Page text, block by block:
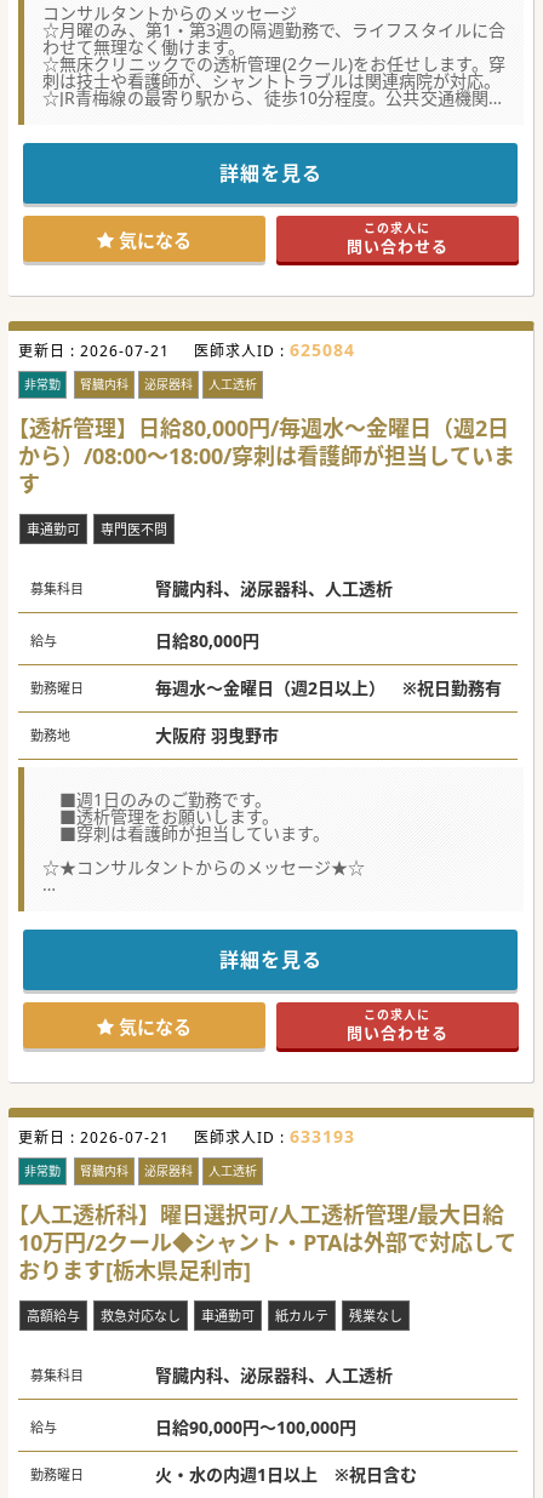
コンサルタントからのメッセージ
☆月曜のみ、第1・第3週の隔週勤務で、ライフスタイルに合
わせて無理なく働けます。
☆無床クリニックでの透析管理(2クール)をお任せします。穿
刺は技士や看護師が、シャントトラブルは関連病院が対応。
☆JR青梅線の最寄り駅から、徒歩10分程度。公共交通機関だ
けでなくマイカー通勤をご希望の場合も、事前にご相談いた
☆救急対応は一切なく、残業もほぼ発生しないため、定時で
スムーズに退勤可能です。詳細を見る
気になる この求人に
問い合わせる
更新日 : 2026-07-21 医師求人ID : 625084
非常勤 腎臓内科 泌尿器科 人工透析
【透析管理】日給80,000円/毎週水～金曜日（週2日
から）/08:00～18:00/穿刺は看護師が担当していま
す
車通勤可 専門医不問
募集科目 腎臓内科、泌尿器科、人工透析
給与 日給80,000円
勤務曜日 毎週水～金曜日（週2日以上） ※祝日勤務有
勤務地 大阪府 羽曳野市
■週1日のみのご勤務です。
■透析管理をお願いします。
■穿刺は看護師が担当しています。
☆★コンサルタントからのメッセージ★☆
詳細を見る
気になる この求人に
問い合わせる
更新日 : 2026-07-21 医師求人ID : 633193
非常勤 腎臓内科 泌尿器科 人工透析
【人工透析科】曜日選択可/人工透析管理/最大日給
10万円/2クール◆シャント・PTAは外部で対応して
おります[栃木県足利市]
高額給与 救急対応なし 車通勤可 紙カルテ 残業なし
募集科目 腎臓内科、泌尿器科、人工透析
給与 日給90,000円～100,000円
勤務曜日 火・水の内週1日以上 ※祝日含む